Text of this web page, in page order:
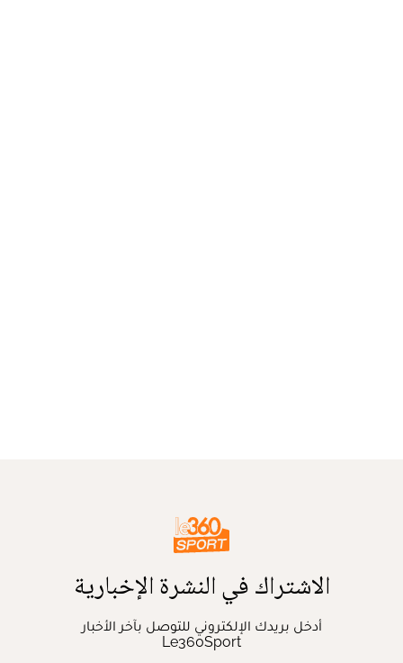
الاشتراك في النشرة الإخبارية
أدخل بريدك الإلكتروني للتوصل بآخر الأخبار
Le360Sport